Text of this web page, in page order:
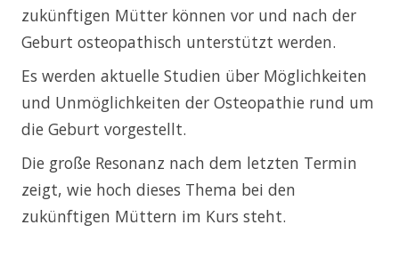
zukünftigen Mütter können vor und nach der
Geburt osteopathisch unterstützt werden.
Es werden aktuelle Studien über Möglichkeiten
und Unmöglichkeiten der Osteopathie rund um
die Geburt vorgestellt.
Die große Resonanz nach dem letzten Termin
zeigt, wie hoch dieses Thema bei den
zukünftigen Müttern im Kurs steht.